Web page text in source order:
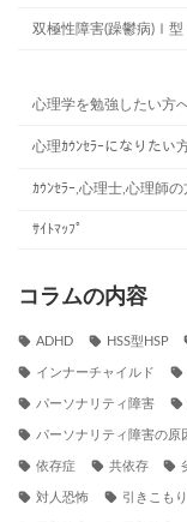
双極性障害(躁鬱病)Ⅰ
心理学を勉強したい方
心理ｶｳﾝｾﾗｰになりたい
ｶｳﾝｾﾗｰ,心理士,心理師の
ｻｲﾄﾏｯﾌﾟ
コラムの内容
ADHD HSS型HSP
インナーチャイルド
パーソナリティ障害
パーソナリティ障害の原
依存症 共依存
対人恐怖 引きこもり